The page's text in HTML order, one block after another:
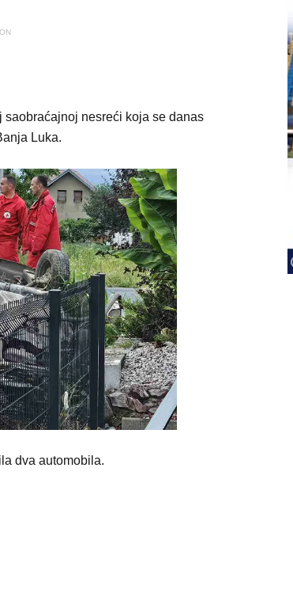
nesreći koja se danas
Luka.
dva automobila.